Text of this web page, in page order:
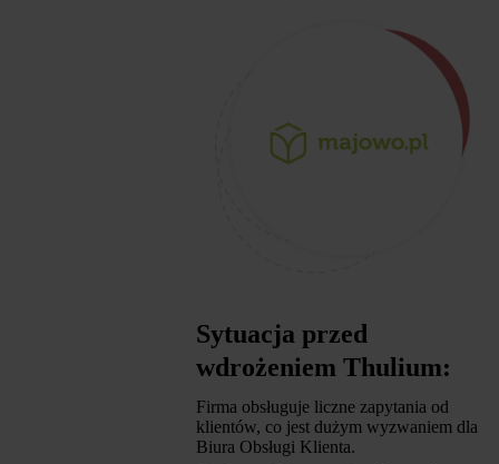
Sytuacja przed
wdrożeniem Thulium:
Firma obsługuje liczne zapytania od
klientów, co jest dużym wyzwaniem dla
Biura Obsługi Klienta.